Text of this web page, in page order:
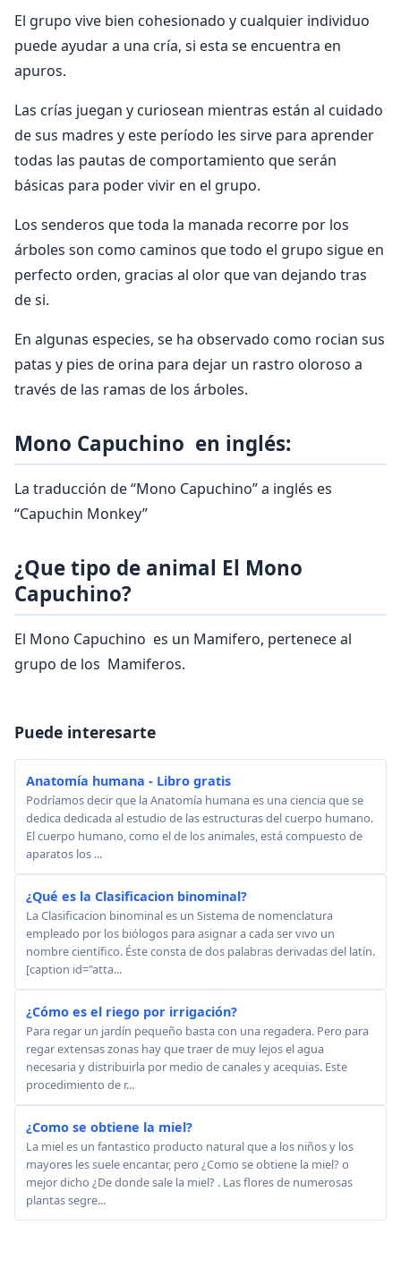
El grupo vive bien cohesionado y cualquier individuo
puede ayudar a una cría, si esta se encuentra en
apuros.
Las crías juegan y curiosean mientras están al cuidado
de sus madres y este período les sirve para aprender
todas las pautas de comportamiento que serán
básicas para poder vivir en el grupo.
Los senderos que toda la manada recorre por los
árboles son como caminos que todo el grupo sigue en
perfecto orden, gracias al olor que van dejando tras
de si.
En algunas especies, se ha observado como rocian sus
patas y pies de orina para dejar un rastro oloroso a
través de las ramas de los árboles.
Mono Capuchino en inglés:
La traducción de “Mono Capuchino” a inglés es
“Capuchin Monkey”
¿Que tipo de animal El Mono
Capuchino?
El Mono Capuchino es un Mamifero, pertenece al
grupo de los Mamiferos.
Puede interesarte
Anatomía humana - Libro gratis
Podríamos decir que la Anatomía humana es una ciencia que se
dedica dedicada al estudio de las estructuras del cuerpo humano.
El cuerpo humano, como el de los animales, está compuesto de
aparatos los ...
¿Qué es la Clasificacion binominal?
La Clasificacion binominal es un Sistema de nomenclatura
empleado por los biólogos para asignar a cada ser vivo un
nombre científico. Éste consta de dos palabras derivadas del latín.
[caption id="atta...
¿Cómo es el riego por irrigación?
Para regar un jardín pequeño basta con una regadera. Pero para
regar extensas zonas hay que traer de muy lejos el agua
necesaria y distribuirla por medio de canales y acequias. Este
procedimiento de r...
¿Como se obtiene la miel?
La miel es un fantastico producto natural que a los niños y los
mayores les suele encantar, pero ¿Como se obtiene la miel? o
mejor dicho ¿De donde sale la miel? . Las flores de numerosas
plantas segre...